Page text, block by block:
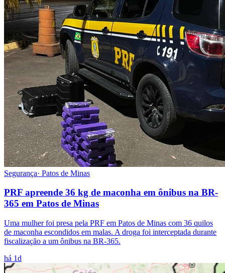
Segurança· Patos de Minas
PRF apreende 36 kg de maconha em ônibus na BR-
365 em Patos de Minas
Uma mulher foi presa pela PRF em Patos de Minas com 36 quilos
de maconha escondidos em malas. A droga foi interceptada durante
fiscalização a um ônibus na BR-365.
há 1d